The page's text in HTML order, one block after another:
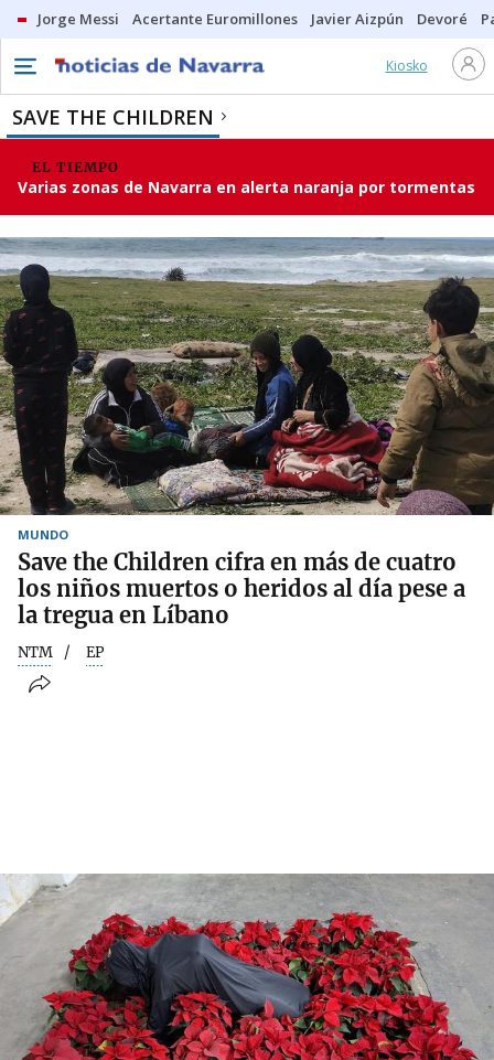
Jorge Messi Acertante Euromillones Javier Aizpún Devoré
Kiosko
SAVE THE CHILDREN
EL TIEMPO
Varias zonas de Navarra en alerta naranja por tormentas
MUNDO
Save the Children cifra en más de cuatro
los niños muertos o heridos al día pese a
la tregua en Líbano
NTM EP